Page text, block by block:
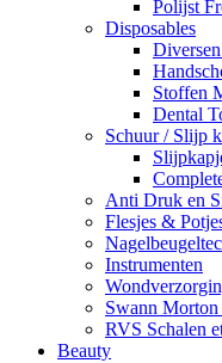
Polijst
Disposables
Stoffen
Dental
Schuur / Slijp
Anti Druk en
Flesjes &
Instrumenten
Swann Morton
RVS Schalen
Beauty